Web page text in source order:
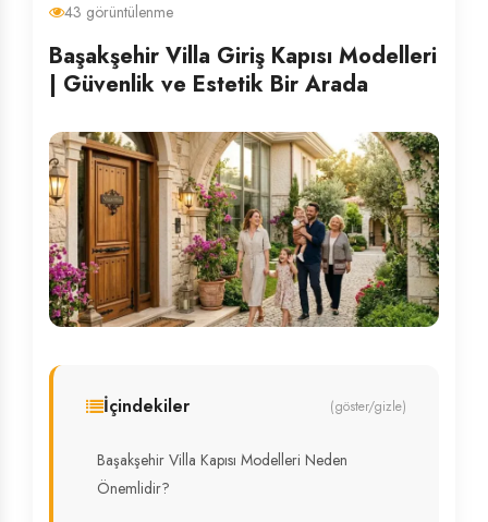
43 görüntülenme
Başakşehir Villa Giriş Kapısı Modelleri
| Güvenlik ve Estetik Bir Arada
İçindekiler (göster/gizle)
Başakşehir Villa Kapısı Modelleri Neden
Önemlidir?